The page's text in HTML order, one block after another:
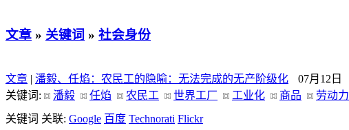
文章 » 关键词 » 社会身份
文章 | 潘毅、任焰：农民工的隐喻：无法完成的无产阶级化
07月12日
关键词:
潘毅 任焰 农民工 世界工厂 工业化 商品 劳动力
关键词 关联: Google 百度 Technorati Flickr